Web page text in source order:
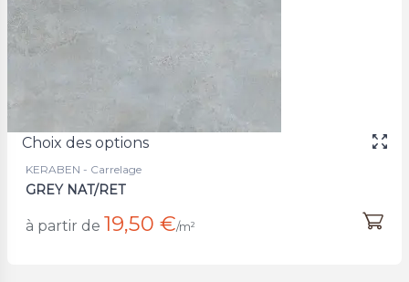
Choix des options
KERABEN - Carrelage
GREY NAT/RET
à partir de 19,50 €/m²